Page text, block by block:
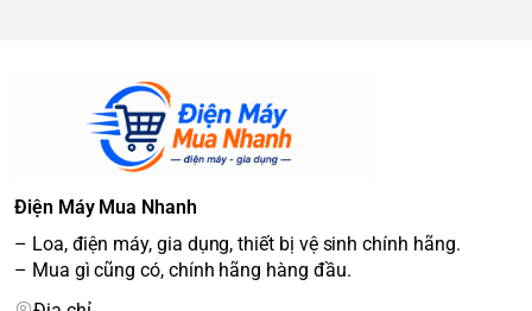
Điện Máy Mua Nhanh
– Loa, điện máy, gia dụng, thiết bị vệ sinh chính hãng.
– Mua gì cũng có, chính hãng hàng đầu.